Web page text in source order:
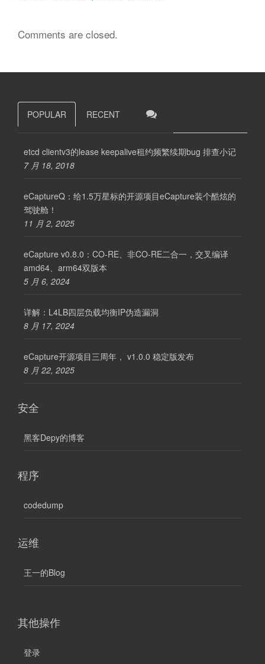
Comments are closed.
POPULAR RECENT
etcd clientv3的lease keepalive租约频繁续期bug 排查小记
7 月 18, 2018
eCaptureQ：给1.5万星标的开源项目eCapture装个酷炫的
驾驶舱！
11 月 2, 2025
eCapture v0.8.0：CO-RE、非CO-RE二合一，交叉编译
amd64、arm64双版本
5 月 6, 2024
详解：L4LB四层负载均衡IP伪造漏洞
8 月 17, 2024
eCapture开源项目三周年， v1.0.0 稳定版发布
8 月 22, 2025
安全
黑客Depy的博客
程序
codedump
运维
王一的Blog
其他操作
登录